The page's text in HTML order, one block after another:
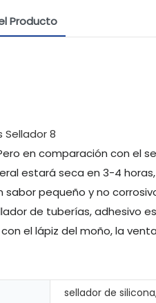
Producto
en comparación con el
estará seca en 3-4
pequeño y no
de tuberías, adhesivo
el lápiz del moño, la
sellador de